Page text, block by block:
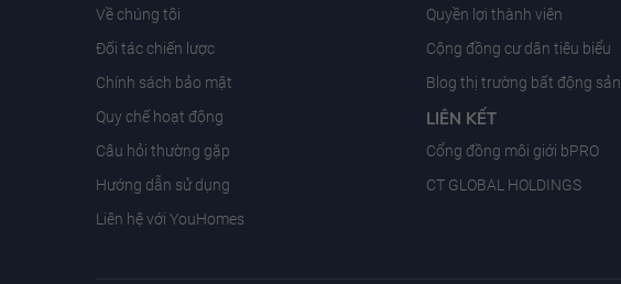
Về chúng tôi
Đối tác chiến lược
Chính sách bảo mật
Quy chế hoạt động
Câu hỏi thường gặp
Hướng dẫn sử dụng
Liên hệ với YouHomes
Quyền lợi thành viên
Cộng đồng cư dân tiêu biểu
Blog thị trường bất động sản
LIÊN KẾT
Cổng đồng môi giới bPRO
CT GLOBAL HOLDINGS